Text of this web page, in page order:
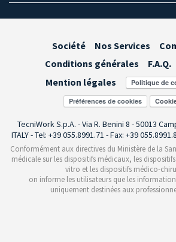
Société Nos Services
Conditions générales
F.A.Q.
Mention légales
Préférences de cookies
TecniWork S.p.A. - Via R. Benini 8 - 50013
ITALY - Tel: +39 055.8991.71 - Fax: +39
Conformément aux directives du Ministère de la
médicale sur les dispositifs médicaux, les
vitro et les dispositifs médico-
on informe les utilisateurs que les
uniquement destinées aux